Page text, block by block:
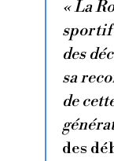
« La
sportif
des
sa
de
des